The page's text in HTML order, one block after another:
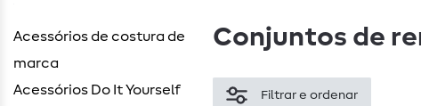
Acessórios de costura de
marca
Acessórios Do It Yourself
Conjuntos de
Filtrar e ordenar